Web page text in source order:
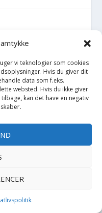
vi teknologier som cookies
Hvis du giver dit
data som f.eks.
websted. Hvis du ikke giver
kan det have en negativ